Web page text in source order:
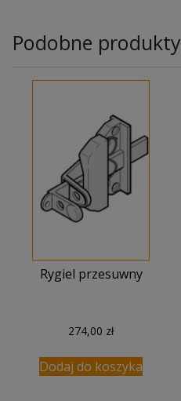
Podobne produkty
Rygiel przesuwny
274,00 zł
Dodaj do koszyka